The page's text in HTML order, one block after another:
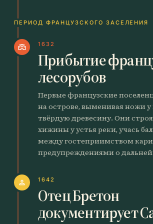
ПЕРИОД ФРАНЦУЗСКОГО ЗАСЕЛЕНИЯ
castle 1632
Прибытие
лесорубов
Первые французские
на острове, выменивая ножи у
твёрдую древесину. Они
хижины у устья реки, учась
между гостеприимством
предупреждениями о
person 1642
Отец Бретон
документирует